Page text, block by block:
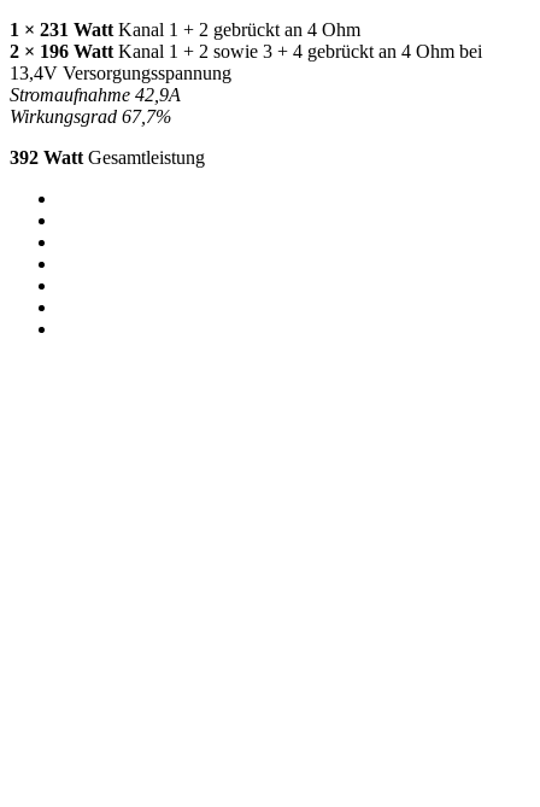
1 × 231 Watt Kanal 1 + 2 gebrückt an 4 Ohm
2 × 196 Watt Kanal 1 + 2 sowie 3 + 4 gebrückt an 4 Ohm bei
13,4V Versorgungsspannung
Stromaufnahme 42,9A
Wirkungsgrad 67,7%
392 Watt Gesamtleistung